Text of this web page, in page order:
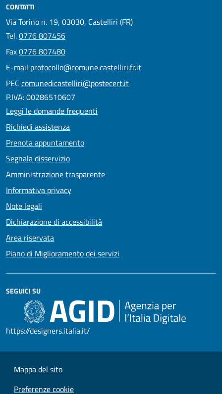
CONTATTI
Via Torino n. 19, 03030, Castelliri (FR)
Tel.0776 807456
Fax0776 807480
E-mail protocollo@comune.castelliri.fr.it
PEC comunedicastelliri@postecert.it
P.IVA: 00286510607
Leggi le domande frequenti
Richiedi assistenza
Prenota appuntamento
Segnala disservizio
Amministrazione trasparente
Informativa privacy
Note legali
Dichiarazione di accessibilità
Area riservata
Piano di Miglioramento dei servizi
SEGUICI SU
https://designers.italia.it/
Mappa del sito
Preferenze cookie